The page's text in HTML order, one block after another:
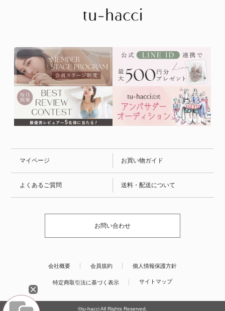
マイページ お買い物ガイド
よくあるご質問 送料・配送について
お問い合わせ
会社概要 会員規約 個人情報保護方針
特定商取引法に基づく表示 サイトマップ
©tu-hacci All Rights Reserved.